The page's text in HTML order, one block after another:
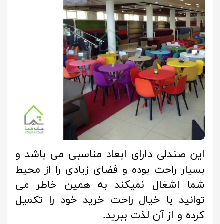
این صندلی دارای ابعاد مناسبی می باشد و
بسیار راحت بوده و فضای زیادی را از محیط
شما اشغال نمیکند به همین خاطر می
توانید با خیال راحت خرید خود را تکمیل
کرده و از آن لذت ببرید.